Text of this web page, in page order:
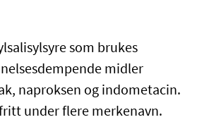
som brukes
midler
naproksen og indometacin.
under flere merkenavn.